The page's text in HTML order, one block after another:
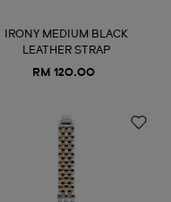
IRONY MEDIUM BLACK
LEATHER STRAP
RM 120.00